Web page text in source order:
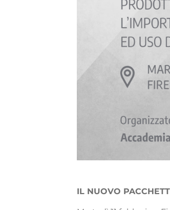
IL NUOVO